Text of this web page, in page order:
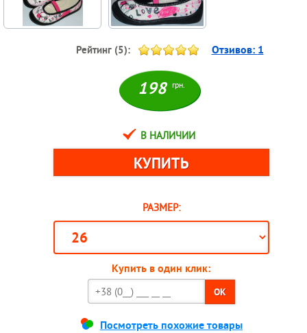
Рейтинг (5): Отзивов: 1
198 грн.
В НАЛИЧИИ
РАЗМЕР:
Купить в один клик:
OK
Посмотреть похожие товары